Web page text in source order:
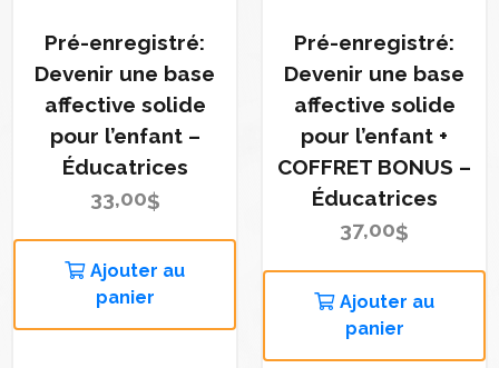
Pré-enregistré:
Devenir une base
affective solide
pour l’enfant –
Éducatrices
33,00$
Ajouter au
panier
Pré-enregistré:
Devenir une base
affective solide
pour l’enfant +
COFFRET BONUS –
Éducatrices
37,00$
Ajouter au
panier